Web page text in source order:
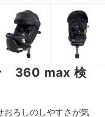
360 max 検
おろしのしやすさが気